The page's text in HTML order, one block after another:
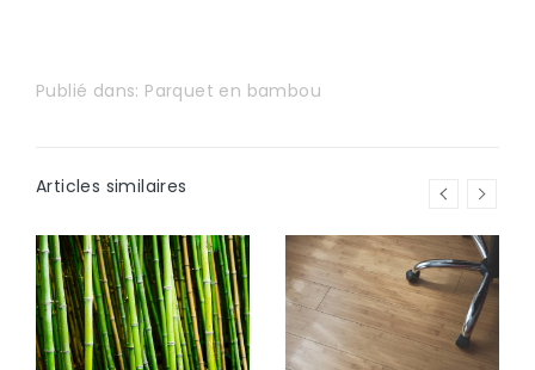
Publié dans: Parquet en bambou
Articles similaires